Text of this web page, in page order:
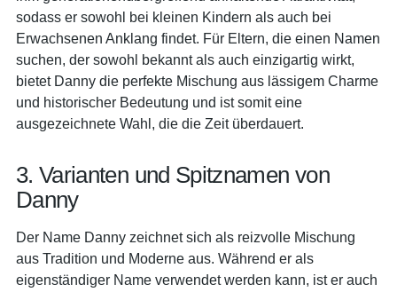
sodass er sowohl bei kleinen Kindern als auch bei
Erwachsenen Anklang findet. Für Eltern, die einen Namen
suchen, der sowohl bekannt als auch einzigartig wirkt,
bietet Danny die perfekte Mischung aus lässigem Charme
und historischer Bedeutung und ist somit eine
ausgezeichnete Wahl, die die Zeit überdauert.
3. Varianten und Spitznamen von
Danny
Der Name Danny zeichnet sich als reizvolle Mischung
aus Tradition und Moderne aus. Während er als
eigenständiger Name verwendet werden kann, ist er auch